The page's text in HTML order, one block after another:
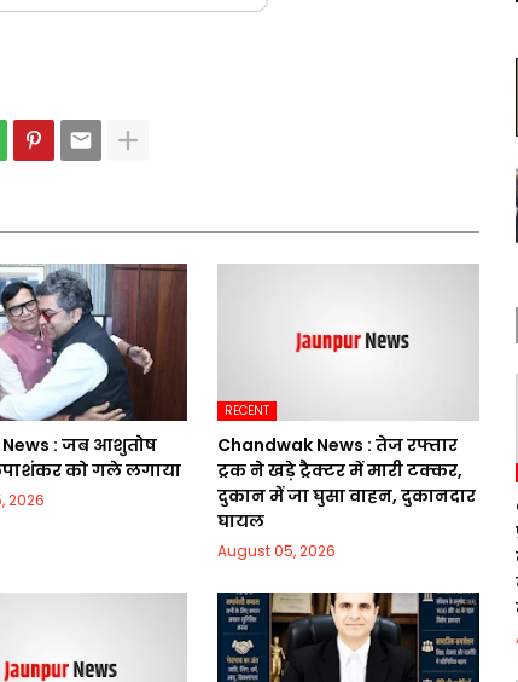
: जब आशुतोष
को गले लगाया
2026
RECENT
Chandwak News : तेज रफ्तार
ट्रक ने खड़े ट्रैक्टर में मारी टक्कर,
दुकान में जा घुसा वाहन, दुकानदार
घायल
August 05, 2026